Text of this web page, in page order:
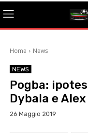
Home News
NEWS
Pogba:
Dybala e
26 Maggio 2019